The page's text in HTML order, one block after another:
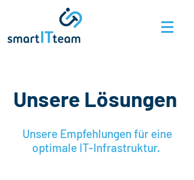
Unsere Lösungen
Unsere Empfehlungen für eine
optimale IT-Infrastruktur.